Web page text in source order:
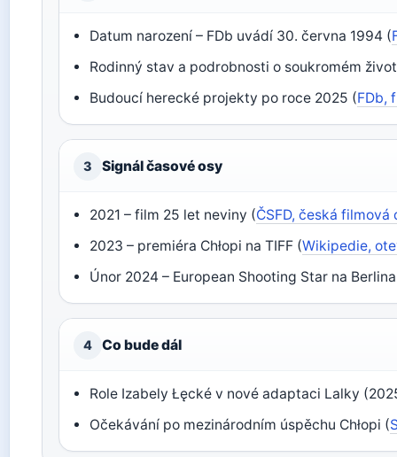
Datum narození – FDb uvádí 30. června 1994 (
Rodinný stav a podrobnosti o soukromém
Budoucí herecké projekty po roce 2025 (FDb,
3 Signál časové osy
2021 – film 25 let neviny (ČSFD, česká filmová
2023 – premiéra Chłopi na TIFF (Wikipedie,
Únor 2024 – European Shooting Star na
4 Co bude dál
Role Izabely Łęcké v nové adaptaci Lalky
Očekávání po mezinárodním úspěchu Chłopi (